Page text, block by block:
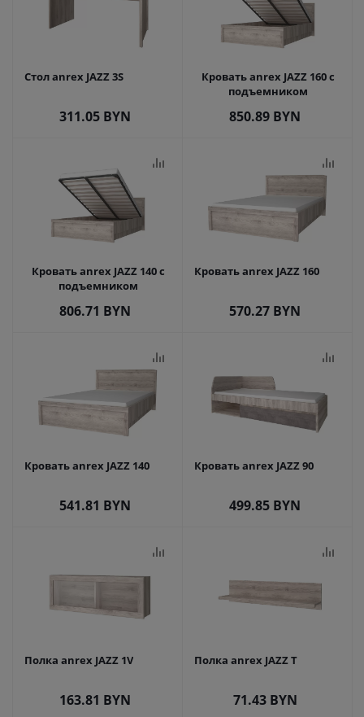
Стол anrex JAZZ 3S
311.05 BYN
Кровать anrex JAZZ 160 с
подъемником
850.89 BYN
Кровать anrex JAZZ 140 с
подъемником
806.71 BYN
Кровать anrex JAZZ 160
570.27 BYN
Кровать anrex JAZZ 140
541.81 BYN
Кровать anrex JAZZ 90
499.85 BYN
Полка anrex JAZZ 1V
163.81 BYN
Полка anrex JAZZ T
71.43BYN